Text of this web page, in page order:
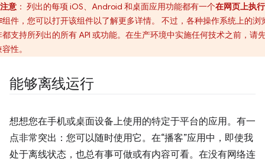
注意 ： 列出的每项 iOS、Android 和桌面应用功能都有一个在网页上执
组件，您可以打开该组件以了解更多详情。 不过，各种操作系统上的浏
都支持所列出的所有 API 或功能。在生产环境中实施任何技术之前，请
性。
能够离线运行
想想您在手机或桌面设备上使用的特定于平台的应用。有一
点非常突出：您可以随时使用它。在“播客”应用中，即使我
处于离线状态，也总有事可做或有内容可看。在没有网络连